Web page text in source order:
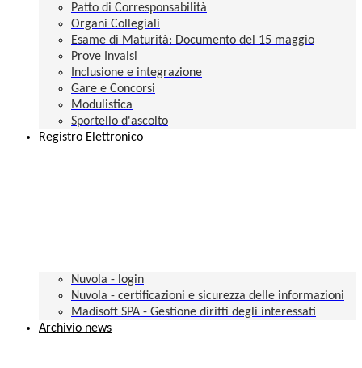
Patto di Corresponsabilità
Organi Collegiali
Esame di Maturità: Documento del 15 maggio
Prove Invalsi
Inclusione e integrazione
Gare e Concorsi
Modulistica
Sportello d'ascolto
Registro Elettronico
Nuvola - login
Nuvola - certificazioni e sicurezza delle informazioni
Madisoft SPA - Gestione diritti degli interessati
Archivio news